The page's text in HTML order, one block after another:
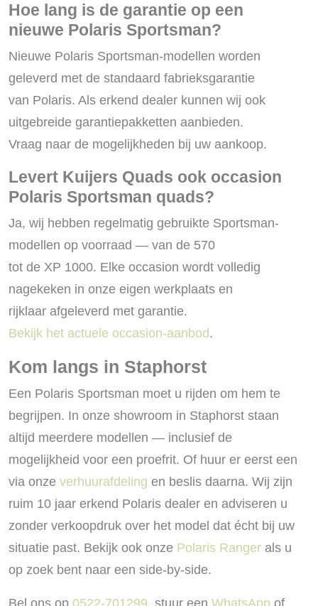
Hoe lang is de garantie op een
nieuwe Polaris Sportsman?
Nieuwe Polaris Sportsman-modellen worden
geleverd met de standaard fabrieksgarantie
van Polaris. Als erkend dealer kunnen wij ook
uitgebreide garantiepakketten aanbieden.
Vraag naar de mogelijkheden bij uw aankoop.
Levert Kuijers Quads ook occasion
Polaris Sportsman quads?
Ja, wij hebben regelmatig gebruikte Sportsman-
modellen op voorraad — van de 570
tot de XP 1000. Elke occasion wordt volledig
nagekeken in onze eigen werkplaats en
rijklaar afgeleverd met garantie.
Bekijk het actuele occasion-aanbod.
Kom langs in Staphorst
Een Polaris Sportsman moet u rijden om hem te
begrijpen. In onze showroom in Staphorst staan
altijd meerdere modellen — inclusief de
mogelijkheid voor een proefrit. Of huur er eerst een
via onze verhuurafdeling en beslis daarna. Wij zijn
ruim 10 jaar erkend Polaris dealer en adviseren u
zonder verkoopdruk over het model dat écht bij uw
situatie past. Bekijk ook onze Polaris Ranger als u
op zoek bent naar een side-by-side.